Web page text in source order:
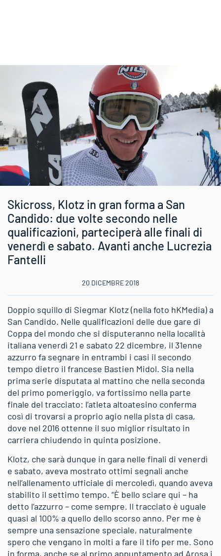
Skicross, Klotz in gran forma a San
Candido: due volte secondo nelle
qualificazioni, parteciperà alle finali di
venerdì e sabato. Avanti anche Lucrezia
Fantelli
20 DICEMBRE 2018
Doppio squillo di Siegmar Klotz (nella foto hKMedia) a
San Candido. Nelle qualificazioni delle due gare di
Coppa del mondo che si disputeranno nella località
italiana venerdì 21 e sabato 22 dicembre, il 31enne
azzurro fa segnare in entrambi i casi il secondo
tempo dietro il francese Bastien Midol. Sia nella
prima serie disputata al mattino che nella seconda
del primo pomeriggio, va fortissimo nella parte
finale del tracciato: l’atleta altoatesino conferma
così di trovarsi a proprio agio nella pista di casa,
dove nel 2016 ottenne il suo miglior risultato in
carriera chiudendo in quinta posizione.
Klotz, che sarà dunque in gara nelle finali di venerdì
e sabato, aveva mostrato ottimi segnali anche
nell’allenamento ufficiale di mercoledì, quando aveva
stabilito il settimo tempo. “È bello sciare qui – ha
detto l’azzurro – come sempre. Il tracciato è uguale
quasi al 100% a quello dello scorso anno. Per me è
sempre una sensazione speciale, naturalmente
spero che vengano in molti a fare il tifo per me. Sono
in forma, anche se al primo appuntamento ad Arosa i